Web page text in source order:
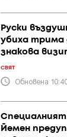
Руски
убиха трима
знакова
СВЯТ
Обновена
Йемен